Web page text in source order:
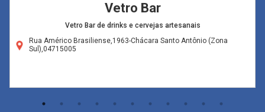
Vetro Bar
Vetro Bar de drinks e cervejas artesanais
Rua Américo Brasiliense,1963-Chácara Santo Antônio (Zona
Sul),04715005